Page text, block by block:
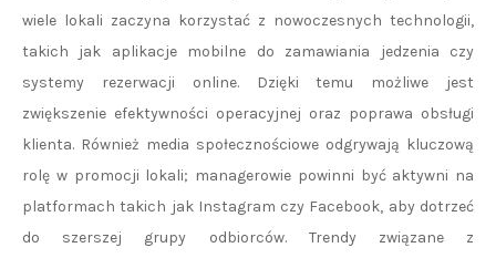
wiele lokali zaczyna korzystać z nowoczesnych technologii,
takich jak aplikacje mobilne do zamawiania jedzenia czy
systemy rezerwacji online. Dzięki temu możliwe jest
zwiększenie efektywności operacyjnej oraz poprawa obsługi
klienta. Również media społecznościowe odgrywają kluczową
rolę w promocji lokali; managerowie powinni być aktywni na
platformach takich jak Instagram czy Facebook, aby dotrzeć
do szerszej grupy odbiorców. Trendy związane z